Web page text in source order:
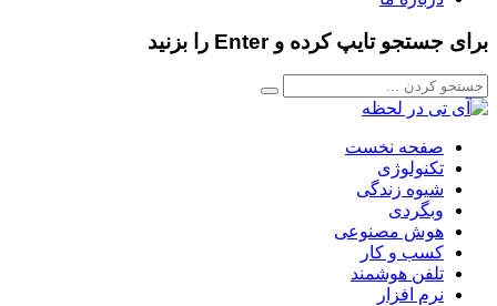
برای جستجو تایپ کرده و Enter را بزنید
صفحه نخست
تکنولوژی
شیوه زندگی
وبگردی
هوش مصنوعی
کسب و کار
تلفن هوشمند
نرم افزار